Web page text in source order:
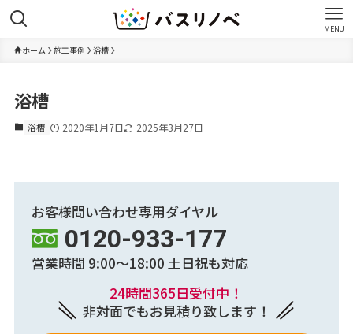
MENU
ホーム 施工事例 浴槽
浴槽
浴槽 2020年1月7日 2025年3月27日
お客様問い合わせ専用ダイヤル
0120-933-177
営業時間 9:00～18:00 土日祝も対応
24時間365日受付中！
非対面でもお見積り致します！